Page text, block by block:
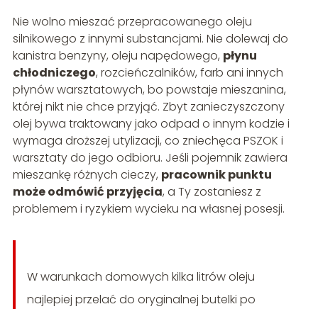
Nie wolno mieszać przepracowanego oleju
silnikowego z innymi substancjami. Nie dolewaj do
kanistra benzyny, oleju napędowego, płynu
chłodniczego, rozcieńczalników, farb ani innych
płynów warsztatowych, bo powstaje mieszanina,
której nikt nie chce przyjąć. Zbyt zanieczyszczony
olej bywa traktowany jako odpad o innym kodzie i
wymaga droższej utylizacji, co zniechęca PSZOK i
warsztaty do jego odbioru. Jeśli pojemnik zawiera
mieszankę różnych cieczy, pracownik punktu
może odmówić przyjęcia, a Ty zostaniesz z
problemem i ryzykiem wycieku na własnej posesji.
W warunkach domowych kilka litrów oleju
najlepiej przelać do oryginalnej butelki po